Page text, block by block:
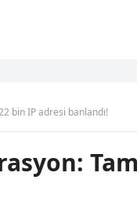
bin IP adresi banlandı!